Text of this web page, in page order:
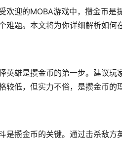
欢迎的MOBA游戏中，攒金币是
难题。本文将为你详细解析如何
英雄是攒金币的第一步。建议
较低，但实力不俗，是攒金币的
是攒金币的关键。通过击杀敌方